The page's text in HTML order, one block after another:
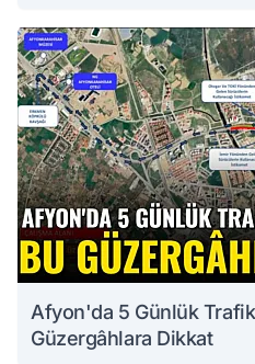
Afyon'da 5 Günlük
Güzergâhlara Dikkat